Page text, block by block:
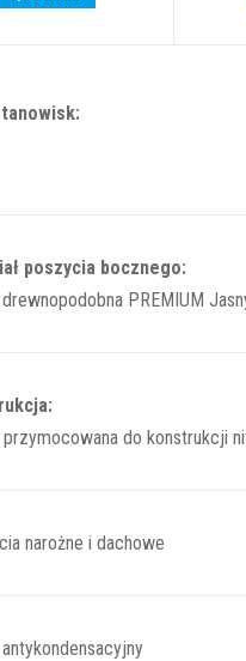
poszycia bocznego:
PREMIUM
przymocowana do konstrukcji
narożne i dachowe